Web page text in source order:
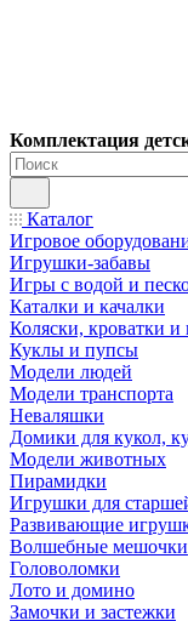
Комплектация
Каталог
Игровое
Игрушки-забавы
Игры с водой и
Каталки и качалки
Коляски, кроватки и
Куклы и пупсы
Модели людей
Модели транспорта
Неваляшки
Домики для кукол,
Модели животных
Пирамидки
Игрушки для
Развивающие
Волшебные мешочки
Головоломки
Лото и домино
Замочки и застежки